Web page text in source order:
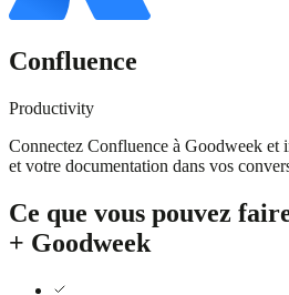
Confluence
Productivity
Connectez Confluence à Goodweek et
et votre documentation dans vos
Ce que vous pouvez
+ Goodweek